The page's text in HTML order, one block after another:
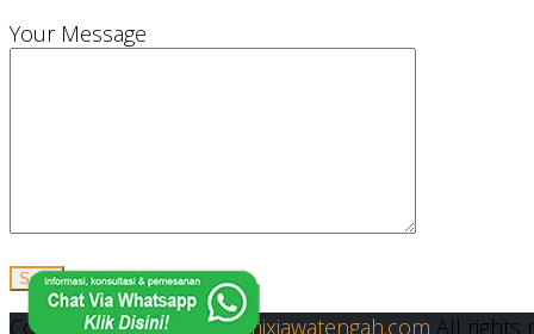
Your Message
Copyright © 2019 Readymixjawatengah.com All rights